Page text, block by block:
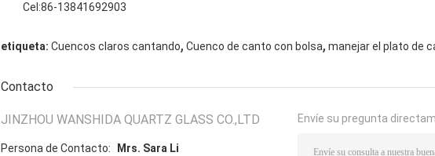
Cel:86-13841692903
etiqueta: Cuencos claros cantando, Cuenco de canto con bolsa, manejar el plato de
Contacto
JINZHOU WANSHIDA QUARTZ GLASS CO.,LTD
Persona de Contacto:
Mrs. Sara Li
Envíe su pregunta